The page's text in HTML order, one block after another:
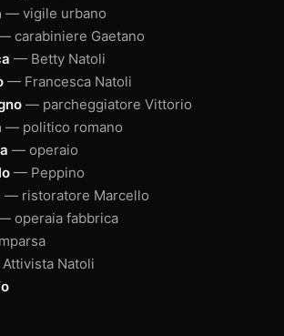
— vigile urbano
carabiniere Gaetano
— Betty Natoli
— Francesca Natoli
— parcheggiatore Vittorio
— politico romano
— operaio
— Peppino
— ristoratore Marcello
operaia fabbrica
Natoli